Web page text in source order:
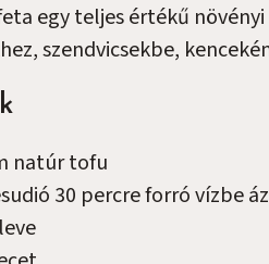
egy teljes értékű
szendvicsekbe,
natúr tofu
30 percre forró vízbe
leve